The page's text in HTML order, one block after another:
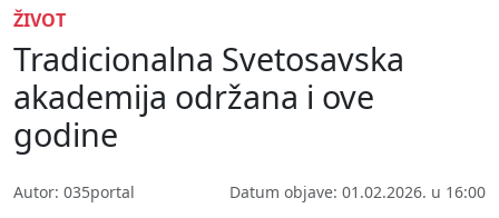
ŽIVOT
Tradicionalna Svetosavska
akademija održana i ove
godine
Autor: 035portal Datum objave: 01.02.2026. u 16:00